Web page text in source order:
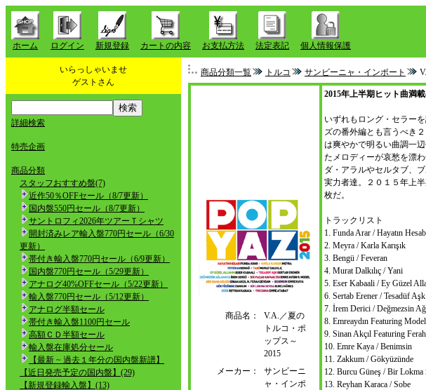
ホーム ログイン 新規登録 カートの内容 お支払方法 法定表記 個人情報保護
いらっしゃいませ
ゲストさん
詳細検索
特売企画
商品分類
スタッフおすすめ盤(7)
近作50％OFFセール（8/7更新）
国内盤550円セール（8/7更新）
サントロフィ2026年ツアーＴシャツ
開封済みレア輸入盤770円セール（6/30
更新）
帯付き輸入盤770円セール（6/9更新）
国内盤770円セール（5/29更新）
アナログ40%OFFセール（5/22更新）
輸入盤770円セール（5/12更新）
アナログ半額セール
帯付き輸入盤1100円セール
高額ＣＤ半額セール
輸入盤在庫処分セール
【最新 ~ 過去１年分の国内盤新譜】
【近日発売予定の国内盤】(29)
【新規登録輸入盤】(13)
商品分類一覧 トルコ サンビーニャ・インポート
商品名：
V.A.／夏の
トルコ・ポ
ップス～
2015
メーカー：
サンビーニ
ャ・インポ
2015年上半期ヒット曲満
いずれもロング・セラー
ズの番外編とも言うべき
は爽やかで明るい曲調一
たメロディーが哀愁を漂
ダ・アラルやセルタブ、
実力者達。２０１５年上
枚だ。
トラックリスト
1. Funda Arar / Hayatın
2. Meyra / Karla Karışık
3. Bengü / Feveran
4. Murat Dalkılıç / Yani
5. Eser Kabaali / Ey Güzel
6. Sertab Erener / Tesadüf Aşk
7. İrem Derici / Değmezsin
8. Emreaydın Featuring
9. Sinan Akçıl Featuring
10. Emre Kaya / Benimsin
11. Zakkum / Gökyüzünde
12. Burcu Güneş / Bir Lokma
13. Reyhan Karaca / Sobe